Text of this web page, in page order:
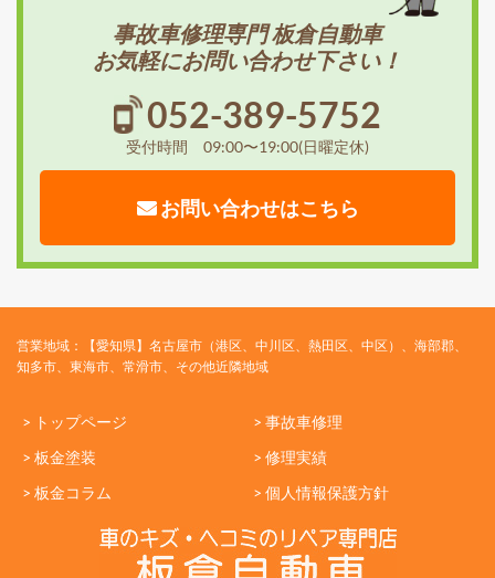
事故車修理専門 板倉自動車
お気軽にお問い合わせ下さい！
052-389-5752
受付時間 09:00〜19:00(日曜定休)
お問い合わせはこちら
営業地域：【愛知県】名古屋市（港区、中川区、熱田区、中区）、海部郡、
知多市、東海市、常滑市、その他近隣地域
> トップページ
> 事故車修理
> 板金塗装
> 修理実績
> 板金コラム
> 個人情報保護方針